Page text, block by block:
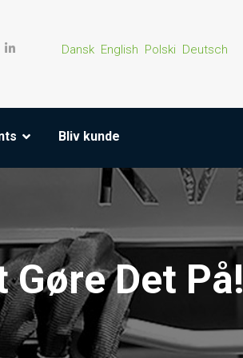
Dansk English Polski Deutsch
Bliv kunde
Det På!